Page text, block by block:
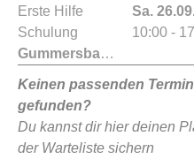
Erste Hilfe
Schulung
Gummersbach
Sa.
10:00 -
Keinen passenden Termin
gefunden?
Du kannst dir hier deinen
der Warteliste sichern